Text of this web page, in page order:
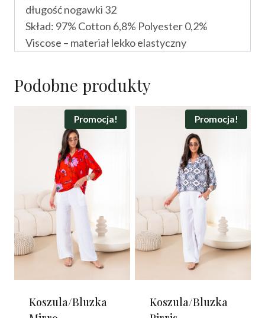
długość nogawki 32
Skład: 97% Cotton 6,8% Polyester 0,2%
Viscose – materiał lekko elastyczny
Podobne produkty
Promocja!
Koszula/Bluzka
Promocja!
Koszula/Bluzka